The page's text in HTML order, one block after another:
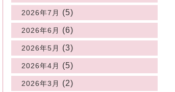
2026年7月 (5)
2026年6月 (6)
2026年5月 (3)
2026年4月 (5)
2026年3月 (2)